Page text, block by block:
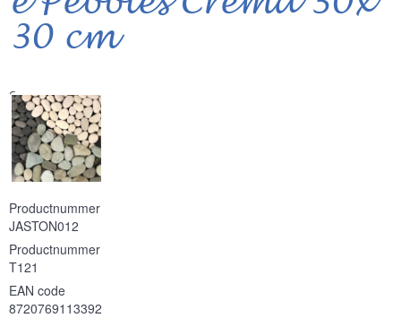
30 cm
Serie
Productnummer
JASTON012
Productnummer
T121
EAN code
8720769113392